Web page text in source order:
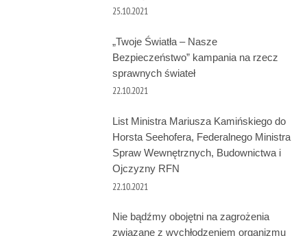
25.10.2021
„Twoje Światła – Nasze
Bezpieczeństwo” kampania na rzecz
sprawnych świateł
22.10.2021
List Ministra Mariusza Kamińskiego do
Horsta Seehofera, Federalnego Ministra
Spraw Wewnętrznych, Budownictwa i
Ojczyzny RFN
22.10.2021
Nie bądźmy obojętni na zagrożenia
związane z wychłodzeniem organizmu